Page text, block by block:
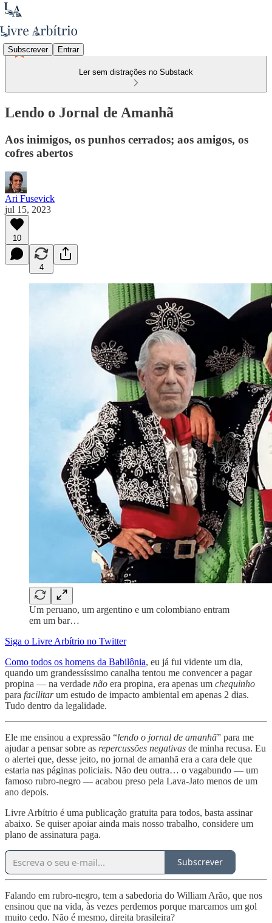
Subscrever Entrar
Ler sem distrações no Substack
Lendo o Jornal de Amanhã
Aos inimigos, os punhos cerrados; aos amigos, os
cofres abertos
Ari Fusevick
jul 15, 2023
10
4
Um peruano, um argentino e um colombiano entram
em um bar…
Siga o Livre Arbítrio no Twitter
Como todos os homens da Babilônia, eu já fui vidente um dia,
quando um grandessíssimo canalha tentou me convencer a pagar
propina — na verdade não era propina, era apenas um chequinho
para facilitarum estudo de impacto ambiental em apenas 2 dias.
Tudo dentro da legalidade.
Ele me ensinou a expressão “lendo o jornal de amanhã” para me
ajudar a pensar sobre as repercussões negativas de minha recusa. Eu
o alertei que, desse jeito, no jornal de amanhã era a cara dele que
estaria nas páginas policiais. Não deu outra… o vagabundo — um
famoso rubro-negro — acabou preso pela Lava-Jato menos de um
ano depois.
Livre Arbítrio é uma publicação gratuita para todos, basta assinar
abaixo. Se quiser apoiar ainda mais nosso trabalho, considere um
plano de assinatura paga.
Subscrever
Falando em rubro-negro, tem a sabedoria do William Arão, que nos
ensinou que na vida, às vezes perdemos porque marcamos um gol
muito cedo. Não é mesmo, direita brasileira?